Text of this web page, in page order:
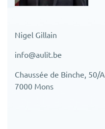
Nigel Gillain
info@aulit.be
Chaussée de Binche, 50/A
7000 Mons